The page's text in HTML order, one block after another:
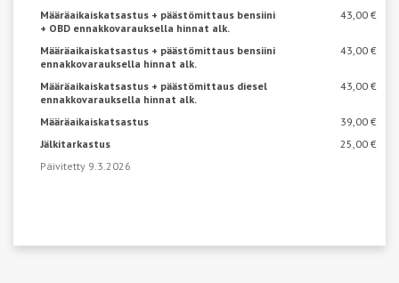
Määräaikaiskatsastus + päästömittaus bensiini
+ OBD ennakkovarauksella hinnat alk.
43,00 €
Määräaikaiskatsastus + päästömittaus bensiini
ennakkovarauksella hinnat alk.
43,00 €
Määräaikaiskatsastus + päästömittaus diesel
ennakkovarauksella hinnat alk.
43,00 €
Määräaikaiskatsastus
39,00 €
Jälkitarkastus
25,00 €
Päivitetty 9.3.2026